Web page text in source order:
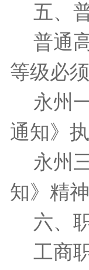
五、
普通
等级必
永州
通知》执
永州
知》精
六、
工商